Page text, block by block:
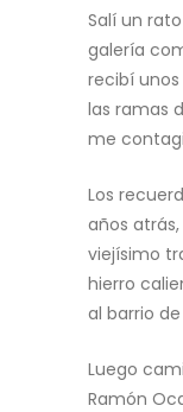
Salí un
galería
recibí
las ramas
me
Los
años
viejísimo
hierro
al barrio
Luego
Ramón